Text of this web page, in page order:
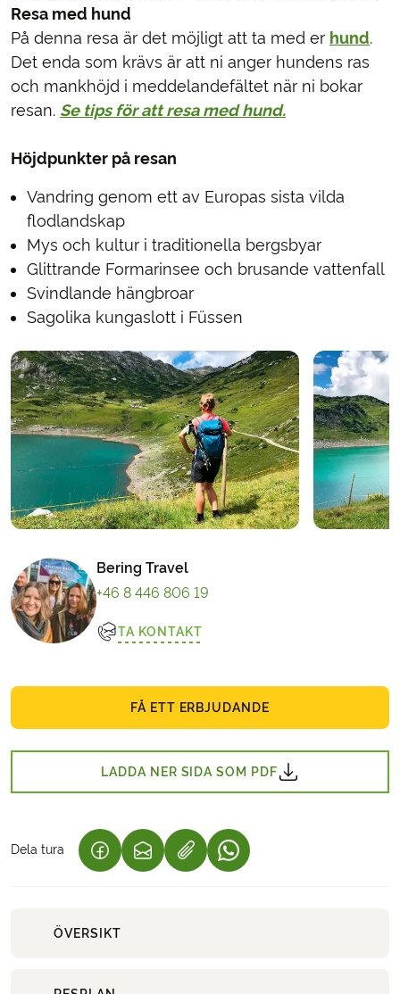
Resa med hund
På denna resa är det möjligt att ta med er hund.
Det enda som krävs är att ni anger hundens ras
och mankhöjd i meddelandefältet när ni bokar
resan. Se tips för att resa med hund.
Höjdpunkter på resan
Vandring genom ett av Europas sista vilda
flodlandskap
Mys och kultur i traditionella bergsbyar
Glittrande Formarinsee och brusande vattenfall
Svindlande hängbroar
Sagolika kungaslott i Füssen
Bering Travel
+46 8 446 806 19
TA KONTAKT
FÅ ETT ERBJUDANDE
LADDA NER SIDA SOM PDF
Dela tura (LÄNKEN ÖPPNAS I EN NY FLIK)
(LÄNKEN ÖPPNAS I EN NY FLIK)
(LÄNKEN ÖPPNAS I EN
ÖVERSIKT